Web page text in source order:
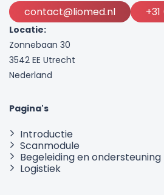
contact@liomed.nl
Locatie:
Zonnebaan 30
3542 EE Utrecht
Nederland
Pagina's
Introductie
Scanmodule
Begeleiding en ondersteuning
Logistiek